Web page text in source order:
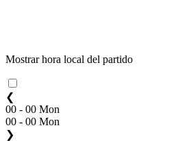
Mostrar hora local del partido
❮
00 - 00 Mon
00 - 00 Mon
❯